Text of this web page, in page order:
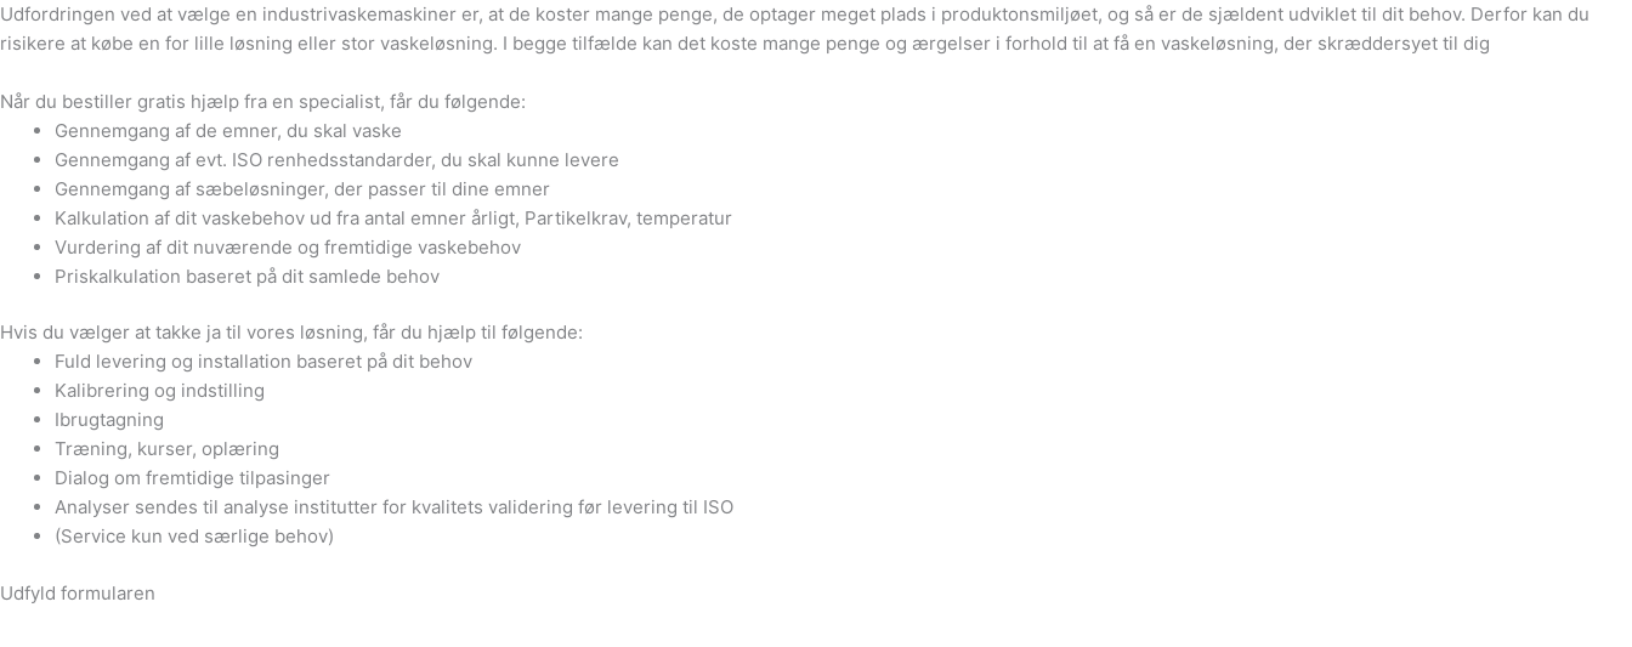
Udfordringen ved at vælge en industrivaskemaskiner er, at de koster mange penge, de optager meget plads i produktonsmiljøet, og så er de sjældent udviklet til dit behov. Derfor kan du
risikere at købe en for lille løsning eller stor vaskeløsning. I begge tilfælde kan det koste mange penge og ærgelser i forhold til at få en vaskeløsning, der skræddersyet til dig
Når du bestiller gratis hjælp fra en specialist, får du følgende:
Gennemgang af de emner, du skal vaske
Gennemgang af evt. ISO renhedsstandarder, du skal kunne levere
Gennemgang af sæbeløsninger, der passer til dine emner
Kalkulation af dit vaskebehov ud fra antal emner årligt, Partikelkrav, temperatur
Vurdering af dit nuværende og fremtidige vaskebehov
Priskalkulation baseret på dit samlede behov
Hvis du vælger at takke ja til vores løsning, får du hjælp til følgende:
Fuld levering og installation baseret på dit behov
Kalibrering og indstilling
Ibrugtagning
Træning, kurser, oplæring
Dialog om fremtidige tilpasinger
Analyser sendes til analyse institutter for kvalitets validering før levering til ISO
(Service kun ved særlige behov)
Udfyld formularen